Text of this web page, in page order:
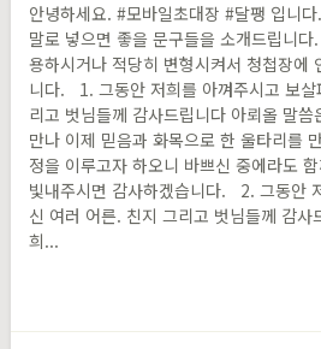
안녕하세요. #모바일초대장 #달팽 입
말로 넣으면 좋을 문구들을 소개드립니
용하시거나 적당히 변형시켜서 청첩장에
니다. 1. 그동안 저희를 아껴주시고 보살
리고 벗님들께 감사드립니다 아뢰올 말
만나 이제 믿음과 화목으로 한 울타리를
정을 이루고자 하오니 바쁘신 중에라도
빛내주시면 감사하겠습니다. 2. 그동안
신 여러 어른. 친지 그리고 벗님들께 감사
희...